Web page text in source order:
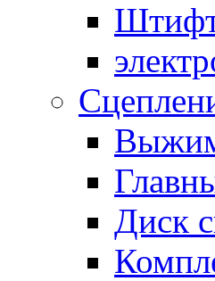
Штифт
Диск